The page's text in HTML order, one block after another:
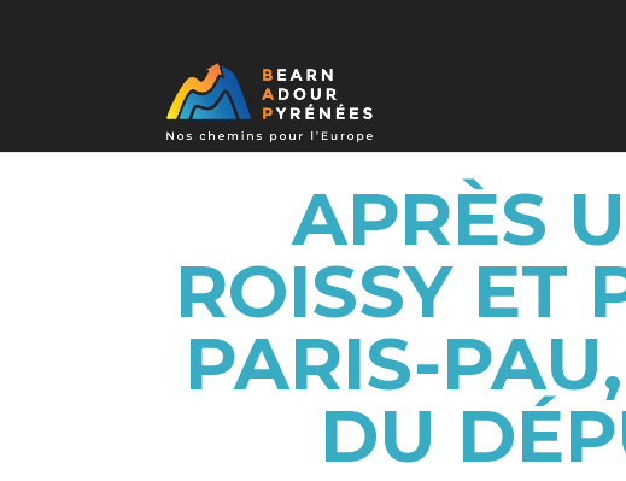
APRÈS
ROISSY ET
PARIS-
DU